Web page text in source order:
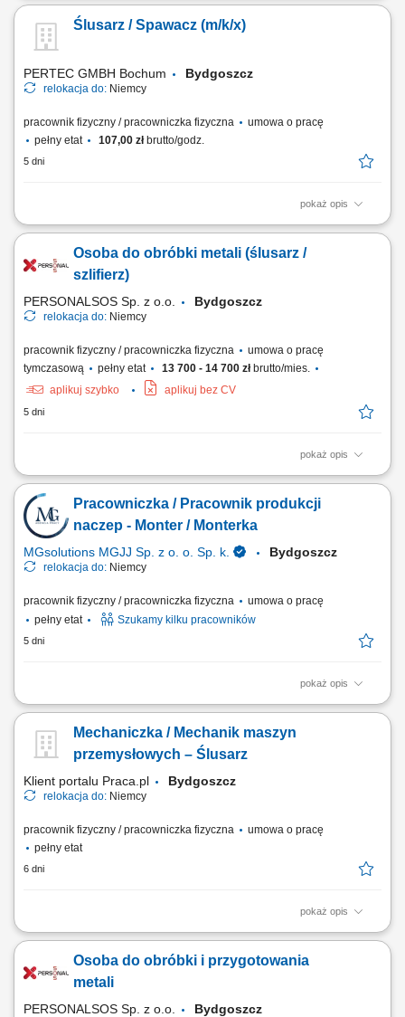
całościowe konstrukcje w oparciu o schematy. Prace obróbcze na
profilach i blachach – dbanie o wymiarowość i estetykę wykonania.
Ślusarz / Spawacz (m/k/x)
PERTEC GMBH Bochum Bydgoszcz
relokacja do: Niemcy
pracownik fizyczny / pracowniczka fizyczna
umowa o pracę
pełny etat
107,00 złbrutto/godz.
5 dni
pokaż opis
Oferujemy 250€ premii na start ! Twoje obowiązki: Montaż konstrukcji
metalu; Spawanie metodą MAG lub WIG;
Osoba do obróbki metali (ślusarz /
szlifierz)
PERSONALSOS Sp. z o.o. Bydgoszcz
relokacja do: Niemcy
pracownik fizyczny / pracowniczka fizyczna
umowa o pracę
tymczasową
pełny etat 13 700 - 14 700 złbrutto/mies.
aplikuj szybko
aplikuj bez CV
5 dni
pokaż opis
Opis stanowiska: Realizacja zadań z obszaru mechanicznego
wykańczania i obróbki wyrobów stalowych; Zdejmowanie naddatków i
wyrównywanie krawędzi ręczną szlifierką kątową; Nakładanie
technicznych powłok chroniących materiał przed czynnikami
zewnętrznymi; Montaż i logistyka...
Pracowniczka / Pracownik produkcji
naczep - Monter / Monterka
MGsolutions MGJJ Sp. z o. o. Sp. k. Bydgoszcz
relokacja do: Niemcy
pracownik fizyczny / pracowniczka fizyczna
umowa o pracę
pełny etat
Szukamy kilku pracowników
5 dni
pokaż opis
Obowiązki: Proste prace produkcyjne przy montażu naczep oraz ich
Bieżąca kontrola jakości w trakcie procesu produkcji; Pomoc przy
układaniu i pakowaniu gotowych elementów;
Mechaniczka / Mechanik maszyn
przemysłowych – Ślusarz
Klient portalu Praca.pl Bydgoszcz
relokacja do: Niemcy
pracownik fizyczny / pracowniczka fizyczna
umowa o pracę
pełny etat
6 dni
pokaż opis
montaż mechaniczny maszyn przemysłowych i specjalistycznych
urządzeń, serwis, testowanie oraz bieżąca kontrola poprawności
działania maszyn, prowadzenie podstawowej dokumentacji i
Osoba do obróbki i przygotowania
metali
PERSONALSOS Sp. z o.o. Bydgoszcz